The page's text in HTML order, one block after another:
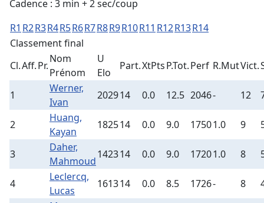
Cadence : 3 min + 2 sec/coup
R1 R2R3R4R5R6R7R8R9R10R11 R12R13R14
Classement final
Cl.Aff.Pr.
Nom
Prénom
U
Elo
Part.XtPtsP.Tot.Perf R.MutVict.
1
Werner,
Ivan
202914 0.0 12.5 2046- 12
2
Huang,
Kayan
182514 0.0 9.0 17501.0 9
3
Daher,
Mahmoud
142314 0.0 9.0 17201.0 8
4
Leclercq,
Lucas
161314 0.0 8.5 1726- 8